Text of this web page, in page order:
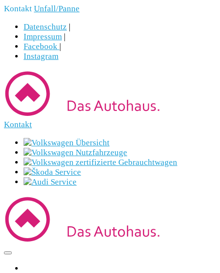
Kontakt Unfall/Panne
Datenschutz |
Impressum |
Facebook |
Instagram
Kontakt